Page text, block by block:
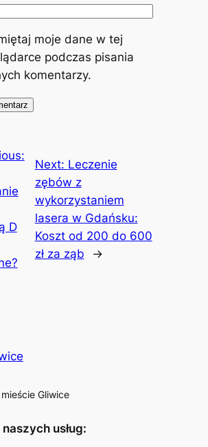
moje dane w tej
podczas pisania
komentarzy.
D
Next: Leczenie
zębów z
wykorzystaniem
lasera w Gdańsku:
Koszt od 200 do 600
zł za ząb
→
Gliwice
usług: